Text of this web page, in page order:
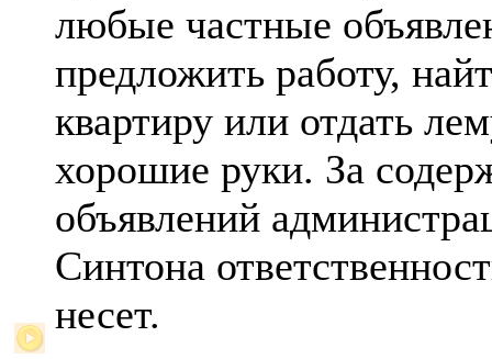
любые частные
предложить работу,
квартиру или отдать
хорошие руки. За
объявлений
Синтона
несет.